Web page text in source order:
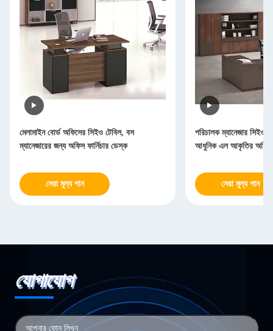
মেলামাইন বোর্ড অফিসের সিইও টেবিল, বস
ম্যানেজারের জন্য অফিস ফার্নিচার ডেস্ক
সেরা মূল্য পান
পরিচালক ম্যানেজার
আধুনিক এল আকৃতির
সেরা মূল্য পান
যোগাযোগ